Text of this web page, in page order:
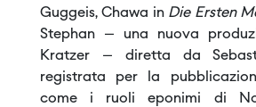
Guggeis, Chawa inDie Ersten
Stephan – una nuova
Kratzer – diretta da
registrata per la
come i ruoli eponimi di